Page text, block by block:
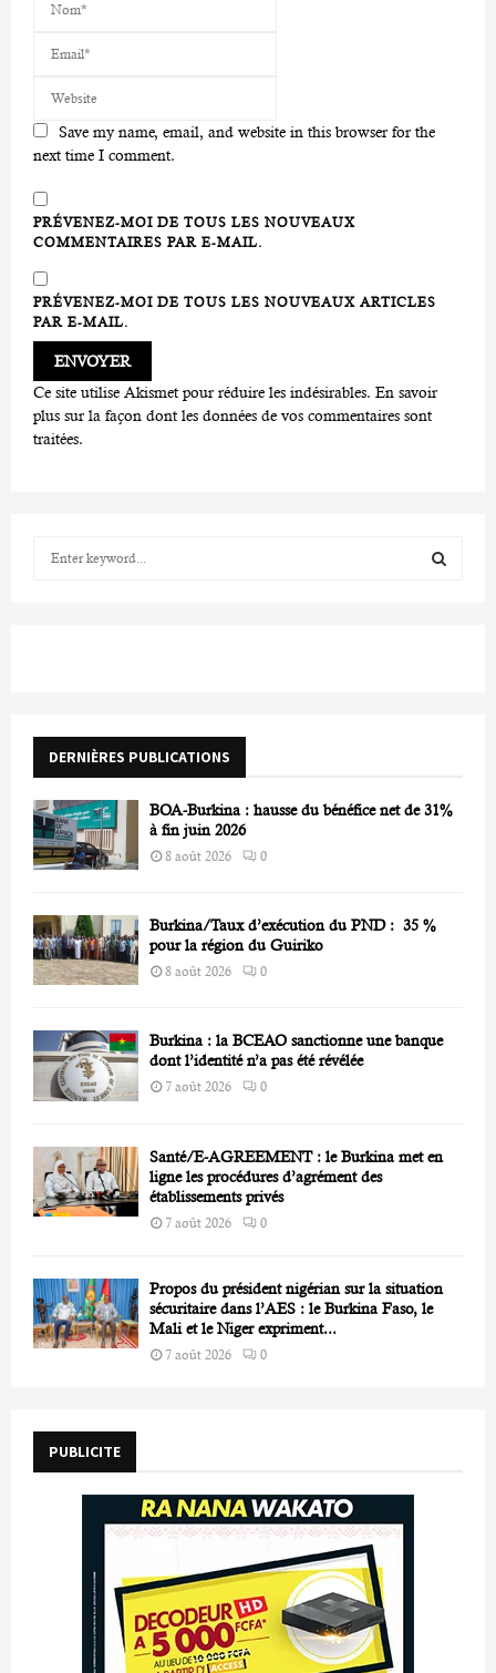
Save my name, email, and website in this browser for the
next time I comment.
PRÉVENEZ-MOI DE TOUS LES NOUVEAUX
COMMENTAIRES PAR E-MAIL.
PRÉVENEZ-MOI DE TOUS LES NOUVEAUX ARTICLES
PAR E-MAIL.
Ce site utilise Akismet pour réduire les indésirables. En savoir
plus sur la façon dont les données de vos commentaires sont
traitées.
r
DERNIÈRES PUBLICATIONS
BOA-Burkina : hausse du bénéfice net de 31%
à fin juin 2026
8 août 2026 0
Burkina/Taux d’exécution du PND : 35 %
pour la région du Guiriko
8 août 2026 0
Burkina : la BCEAO sanctionne une banque
dont l’identité n’a pas été révélée
7 août 2026 0
Santé/E-AGREEMENT : le Burkina met en
ligne les procédures d’agrément des
établissements privés
7 août 2026 0
Propos du président nigérian sur la situation
sécuritaire dans l’AES : le Burkina Faso, le
Mali et le Niger expriment...
7 août 2026 0
PUBLICITE